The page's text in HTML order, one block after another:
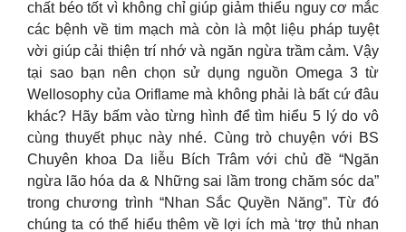
chất béo tốt vì không chỉ giúp giảm thiểu nguy cơ mắc
các bệnh về tim mạch mà còn là một liệu pháp tuyệt
vời giúp cải thiện trí nhớ và ngăn ngừa trầm cảm. Vậy
tại sao bạn nên chọn sử dụng nguồn Omega 3 từ
Wellosophy của Oriflame mà không phải là bất cứ đâu
khác? Hãy bấm vào từng hình để tìm hiểu 5 lý do vô
cùng thuyết phục này nhé. Cùng trò chuyện với BS
Chuyên khoa Da liễu Bích Trâm với chủ đề “Ngăn
ngừa lão hóa da & Những sai lầm trong chăm sóc da”
trong chương trình “Nhan Sắc Quyền Năng”. Từ đó
chúng ta có thể hiểu thêm về lợi ích mà ‘trợ thủ nhan